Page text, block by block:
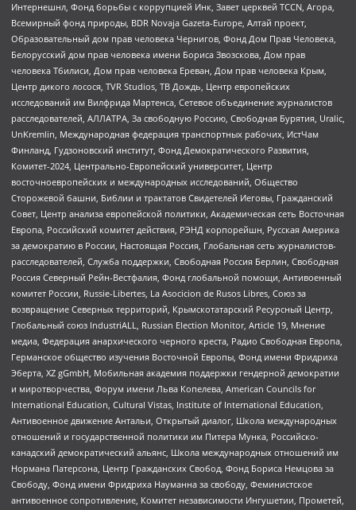
Интернешнл, Фонд борьбы с коррупцией Инк, Завет церквей TCCN, Агора,
Всемирный фонд природы, BDR Novaja Gazeta-Europe, Алтай проект,
Образовательный дом прав человека Чернигов, Фонд Дом Прав Человека,
Белорусский дом прав человека имени Бориса Звозскова, Дом прав
человека Тбилиси, Дом прав человека Ереван, Дом прав человека Крым,
Центр дикого лосося, TVR Studios, ТВ Дождь, Центр европейских
исследований им Вилфрида Мартенса, Сетевое объединение журналистов
расследователей, АЛЛАТРА, За свободную Россию, Свободная Бурятия, Uralic,
UnKremlin, Международная федерация транспортных рабочих, ИстЧам
Финланд, Гудзоновский институт, Фонд Демократического Развития,
Комитет-2024, Центрально-Европейский университет, Центр
восточноевропейских и международных исследований, Общество
Сторожевой башни, Библии и трактатов Свидетелей Иеговы, Гражданский
Совет, Центр анализа европейской политики, Академическая сеть Восточная
Европа, Российский комитет действия, РЭНД корпорейшн, Русская Америка
за демократию в России, Настоящая Россия, Глобальная сеть журналистов-
расследователей, Служба поддержки, Свободная Россия Берлин, Свободная
Россия Северный Рейн-Вестфалия, Фонд глобальной помощи, Антивоенный
комитет России, Russie-Libertes, La Asocicion de Rusos Libres, Союз за
возвращение Северных территорий, Крымскотатарский Ресурсный Центр,
Глобальный союз IndustriALL, Russian Election Monitor, Article 19, Мнение
медиа, Федерация анархического черного креста, Радио Свободная Европа,
Германское общество изучения Восточной Европы, Фонд имени Фридриха
Эберта, XZ gGmbH, Мобильная академия поддержки гендерной демократии
и миротворчества, Форум имени Льва Копелева, American Councils for
International Education, Cultural Vistas, Institute of International Education,
Антивоенное движение Антальи, Открытый диалог, Школа международных
отношений и государственной политики им Питера Мунка, Российско-
канадский демократический альянс, Школа международных отношений им
Нормана Патерсона, Центр Гражданских Свобод, Фонд Бориса Немцова за
Свободу, Фонд имени Фридриха Науманна за свободу, Феминистское
антивоенное сопротивление, Комитет независимости Ингушетии, Прометей,